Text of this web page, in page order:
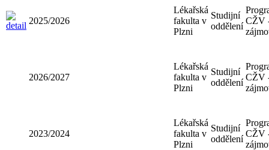
2025/2026
Lékařská
fakulta v
Plzni
Studijní
oddělení
CŽV
2026/2027
Lékařská
fakulta v
Plzni
Studijní
oddělení
CŽV
2023/2024
Lékařská
fakulta v
Plzni
Studijní
oddělení
CŽV